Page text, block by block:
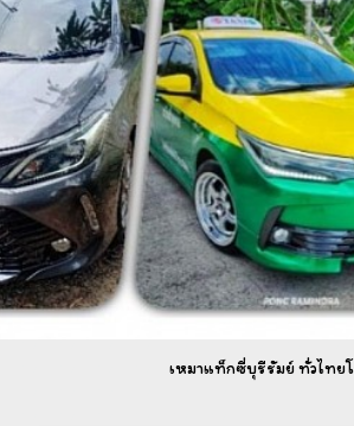
เหมาแท็กซี่บุรีรัมย์ ทั่วไท